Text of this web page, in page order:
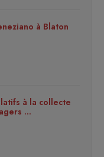
à Blaton
à la collecte
…